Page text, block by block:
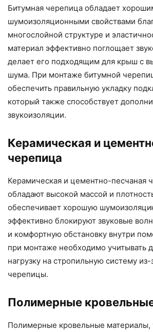
Битумная черепица обладает
шумоизоляционными свойствами
многослойной структуре и
материал эффективно поглощает
делает его подходящим для крыш с
шума. При монтаже битумной
обеспечить правильную укладку
который также способствует
звукоизоляции.
Керамическая и
черепица
Керамическая и цементно-песчаная
обладают высокой массой и
обеспечивает хорошую
эффективно блокируют звуковые
и комфортную обстановку внутри
при монтаже необходимо учитывать
нагрузку на стропильную систему
черепицы.
Полимерные
Полимерные кровельные материалы,